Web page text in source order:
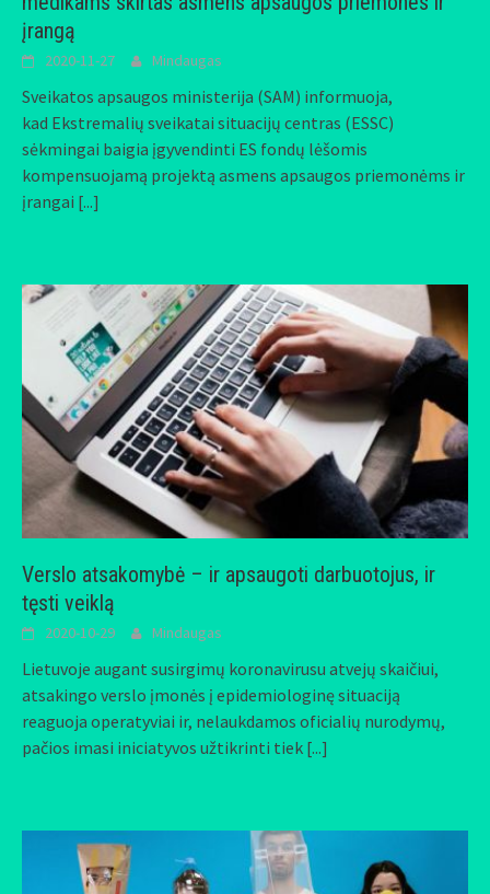
įrangą
2020-11-27 Mindaugas
Sveikatos apsaugos ministerija (SAM) informuoja,
kad Ekstremalių sveikatai situacijų centras (ESSC)
sėkmingai baigia įgyvendinti ES fondų lėšomis
kompensuojamą projektą asmens apsaugos priemonėms ir
įrangai [...]
Verslo atsakomybė – ir apsaugoti darbuotojus, ir
tęsti veiklą
2020-10-29 Mindaugas
Lietuvoje augant susirgimų koronavirusu atvejų skaičiui,
atsakingo verslo įmonės į epidemiologinę situaciją
reaguoja operatyviai ir, nelaukdamos oficialių nurodymų,
pačios imasi iniciatyvos užtikrinti tiek [...]